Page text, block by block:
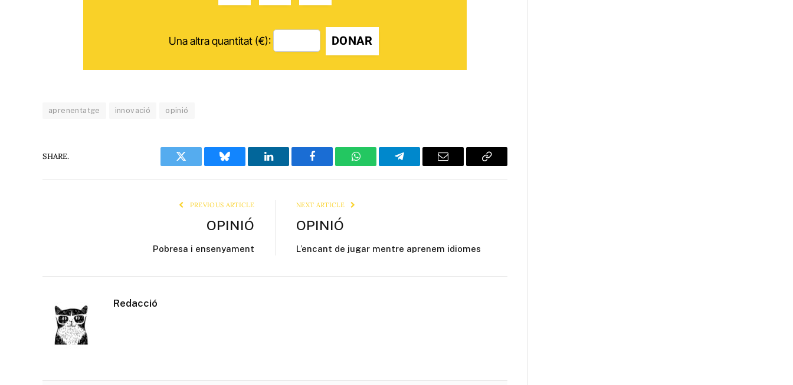
Una altra quantitat (€): DONAR
aprenentatge innovació opinió
SHARE.
Twitter Bluesky LinkedIn Facebook WhatsAppTelegram Email
Copy
PREVIOUS ARTICLE
OPINIÓ
Pobresa i ensenyament
NEXT ARTICLE
OPINIÓ
L’encant de jugar mentre aprenem idiomes
Redacció